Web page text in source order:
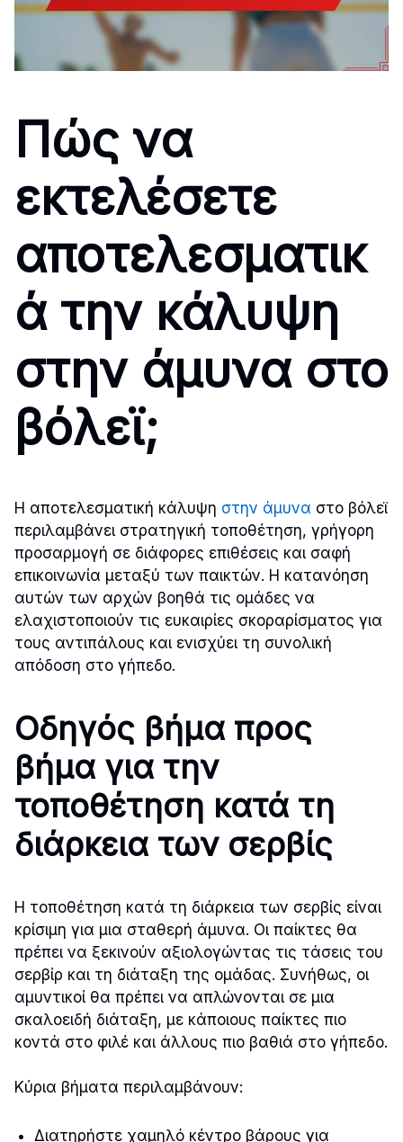
Πώς να
εκτελέσετε
αποτελεσματικ
ά την κάλυψη
στην άμυνα στο
βόλεϊ;
Η αποτελεσματική κάλυψη στην άμυνα στο βόλεϊ
περιλαμβάνει στρατηγική τοποθέτηση, γρήγορη
προσαρμογή σε διάφορες επιθέσεις και σαφή
επικοινωνία μεταξύ των παικτών. Η κατανόηση
αυτών των αρχών βοηθά τις ομάδες να
ελαχιστοποιούν τις ευκαιρίες σκοραρίσματος για
τους αντιπάλους και ενισχύει τη συνολική
απόδοση στο γήπεδο.
Οδηγός βήμα προς
βήμα για την
τοποθέτηση κατά τη
διάρκεια των σερβίς
Η τοποθέτηση κατά τη διάρκεια των σερβίς είναι
κρίσιμη για μια σταθερή άμυνα. Οι παίκτες θα
πρέπει να ξεκινούν αξιολογώντας τις τάσεις του
σερβίρ και τη διάταξη της ομάδας. Συνήθως, οι
αμυντικοί θα πρέπει να απλώνονται σε μια
σκαλοειδή διάταξη, με κάποιους παίκτες πιο
κοντά στο φιλέ και άλλους πιο βαθιά στο γήπεδο.
Κύρια βήματα περιλαμβάνουν:
Διατηρήστε χαμηλό κέντρο βάρους για